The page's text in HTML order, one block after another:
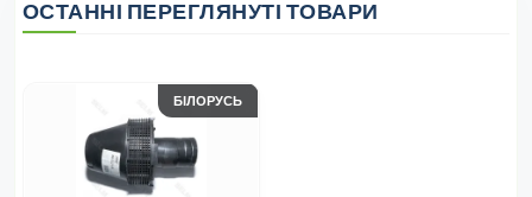
ОСТАННІ ПЕРЕГЛЯНУТІ ТОВАРИ
БІЛОРУСЬ